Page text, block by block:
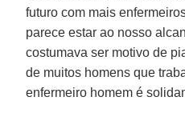
futuro com mais
parece estar ao nosso
costumava ser motivo de
de muitos homens que
enfermeiro homem é